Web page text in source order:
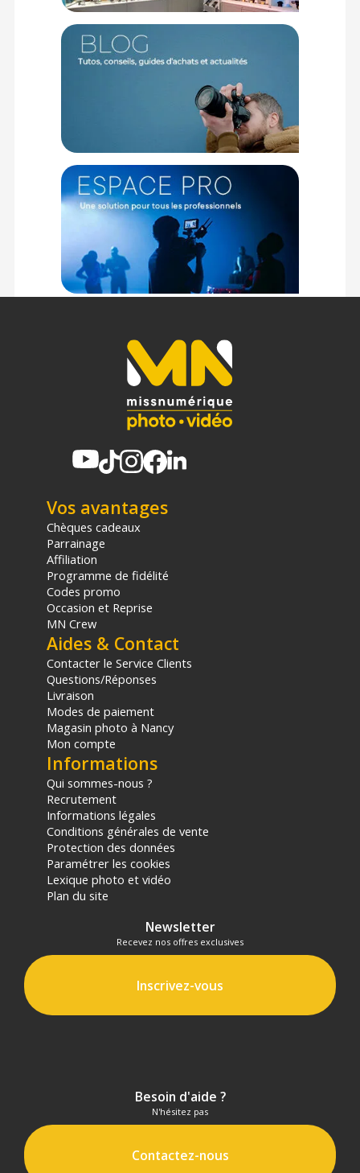
Caractéristiques de Tilta Cage de caméra complète
pour Sony FX3/FX30 V2 - Noir
Système de Fixation : ARCA-Swiss, NATO
Dimensions : 114.8 X 60 X 99 mm
CONTENU DU CARTON :
1 X Tilta Cage de caméra complète pour Sony FX3/FX30 V2 -
2 X Clé Allen
Offre valable jusqu'au 09-08-2026 inclus.
Code EAN Tilta Cage de caméra complète pour Sony FX3/FX30
V2 - Noir :6937134604962
(1) Offre valable jusqu'au 31 Décembre 2030 à partir de 49 euros
d'achat, sur la base d'une expédition Chronopost 24H vers un point
relais situé en France continentale uniquement, valable uniquement
sur les produits de moins de 1m et moins de 20Kg.
(2) Sous réserve d'éligibilité.
(3) Nombre de points Fidélité estimés, hors remises au panier, basé
sur le prix TTC en €, les points seront effectivement calculés dans le
panier.
Vos avantages
Chèques cadeaux
Parrainage
Affiliation
Programme de fidélité
Codes promo
Occasion et Reprise
MN Crew
Aides & Contact
Contacter le Service Clients
Questions/Réponses
Livraison
Modes de paiement
Magasin photo à Nancy
Mon compte
Informations
Qui sommes-nous ?
Recrutement
Informations légales
Conditions générales de vente
Protection des données
Paramétrer les cookies
Lexique photo et vidéo
Plan du site
Newsletter
Recevez nos offres exclusives
Inscrivez-vous
Besoin d'aide ?
N'hésitez pas
Contactez-nous